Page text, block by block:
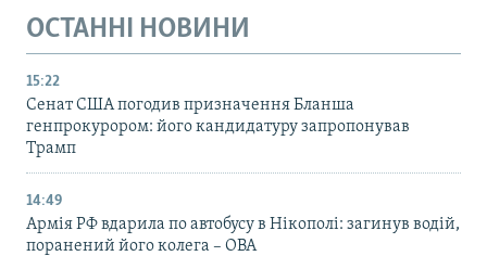
ОСТАННІ НОВИНИ
15:22
Сенат США погодив призначення Бланша
генпрокурором: його кандидатуру запропонував
Трамп
14:49
Армія РФ вдарила по автобусу в Нікополі: загинув водій,
поранений його колега – ОВА